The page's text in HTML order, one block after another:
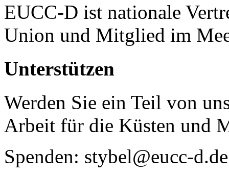
EUCC-D ist nationale
Union und Mitglied im
Unterstützen
Werden Sie ein Teil von
Arbeit für die Küsten und
Spenden: stybel@eucc-d.de